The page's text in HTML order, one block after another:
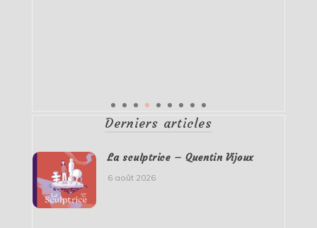
Derniers articles
La sculptrice – Quentin Vijoux
6 août 2026